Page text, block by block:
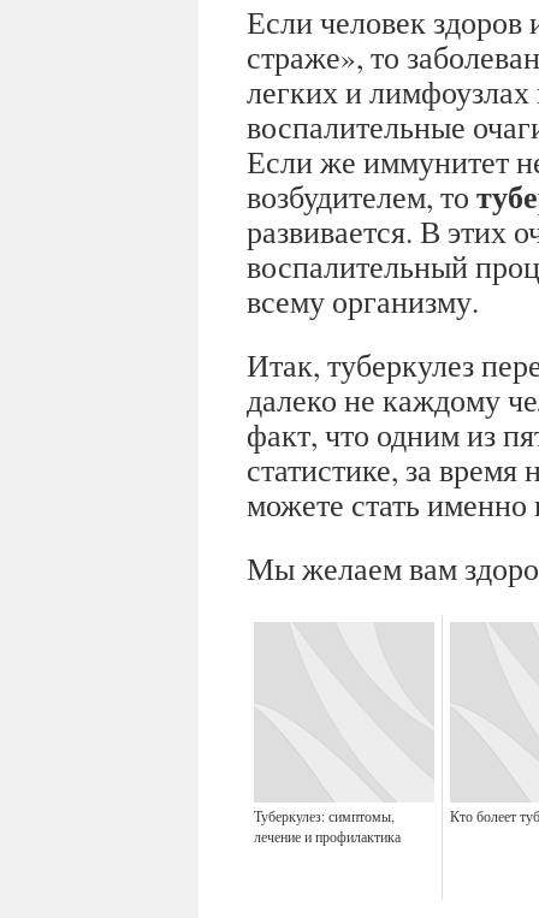
Если человек
страже», то
легких и
воспалительные
Если же иммунитет
возбудителем, то
развивается. В этих
воспалительный
всему организму.
Итак, туберкулез
далеко не каждому
факт, что одним из
статистике, за
можете стать именно
Мы желаем вам
Туберкулез: симптомы,
лечение и профилактика
Кто болеет